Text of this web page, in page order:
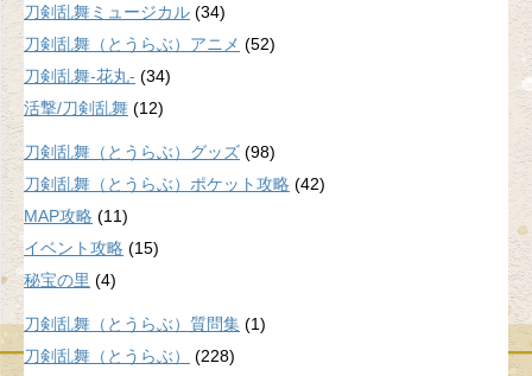
刀剣乱舞ミュージカル (34)
刀剣乱舞（とうらぶ）アニメ (52)
刀剣乱舞-花丸- (34)
活撃/刀剣乱舞 (12)
刀剣乱舞（とうらぶ）グッズ (98)
刀剣乱舞（とうらぶ）ポケット攻略 (42)
MAP攻略 (11)
イベント攻略 (15)
秘宝の里 (4)
刀剣乱舞（とうらぶ）質問集 (1)
刀剣乱舞（とうらぶ）
(228)